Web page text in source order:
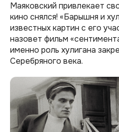
Маяковский привлекает
кино снялся! «Барышня и
известных картин с его
назовет фильм
именно роль хулигана
Серебряного века.